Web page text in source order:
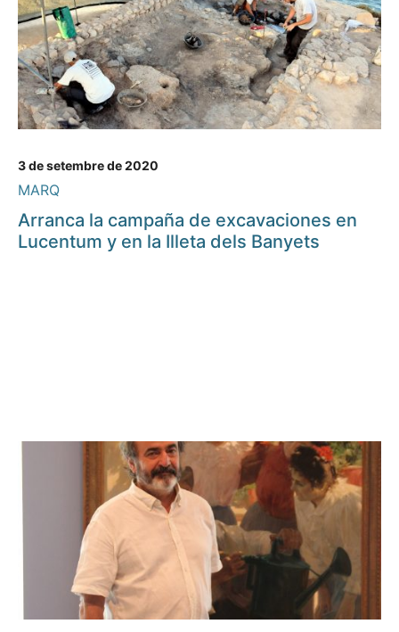
3 de setembre de 2020
MARQ
Arranca la campaña de excavaciones en
Lucentum y en la Illeta dels Banyets